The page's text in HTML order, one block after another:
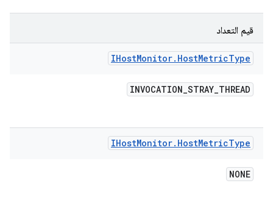
قيم التعداد
IHostMonitor. HostMetricType
INVOCATION_STRAY_THREAD
IHostMonitor. HostMetricType
NONE